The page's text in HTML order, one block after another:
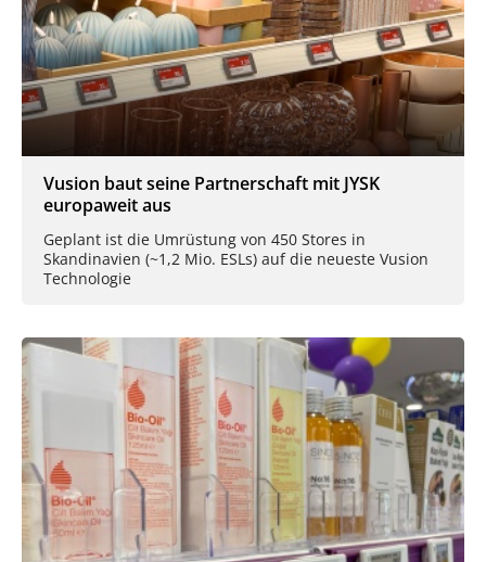
Vusion baut seine Partnerschaft mit JYSK
europaweit aus
Geplant ist die Umrüstung von 450 Stores in
Skandinavien (~1,2 Mio. ESLs) auf die neueste Vusion
Technologie